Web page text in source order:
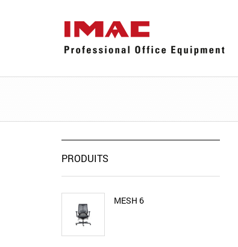
PRODUITS
MESH 6